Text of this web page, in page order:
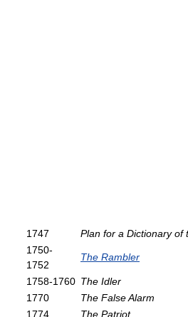
1747
Plan for a Dictionary of
1750-
1752
The Rambler
1758-1760 The Idler
1770
The False Alarm
1774
The Patriot